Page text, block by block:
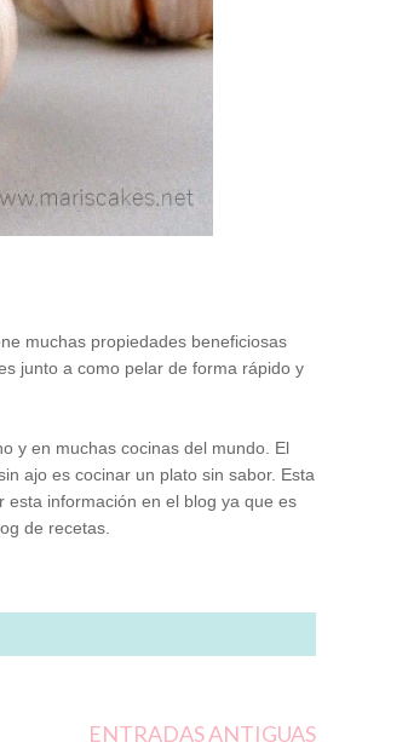
muchas propiedades beneficiosas
junto a como pelar de forma rápido y
y en muchas cocinas del mundo. El
ajo es cocinar un plato sin sabor. Esta
información en el blog ya que es
de recetas.
ENTRADAS ANTIGUAS